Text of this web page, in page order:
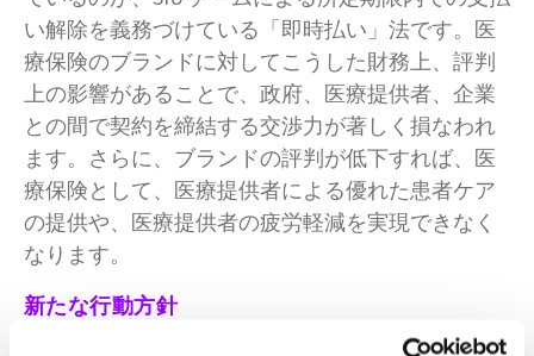
い解除を義務づけている「即時払い」法です。医
療保険のブランドに対してこうした財務上、評判
上の影響があることで、政府、医療提供者、企業
との間で契約を締結する交渉力が著しく損なわれ
ます。さらに、ブランドの評判が低下すれば、医
療保険として、医療提供者による優れた患者ケア
の提供や、医療提供者の疲労軽減を実現できなく
なります。
新たな行動方針
医療保険が、ネットワークとコネクションに関す